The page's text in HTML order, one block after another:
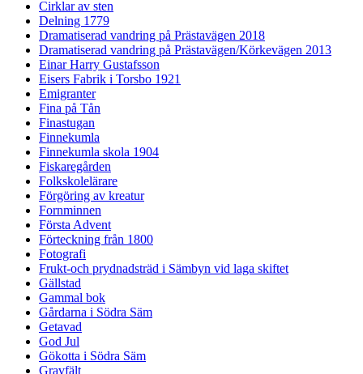
Cirklar av sten
Delning 1779
Dramatiserad vandring på Prästavägen 2018
Dramatiserad vandring på Prästavägen/Körkevägen 2013
Einar Harry Gustafsson
Eisers Fabrik i Torsbo 1921
Emigranter
Fina på Tån
Finastugan
Finnekumla
Finnekumla skola 1904
Fiskaregården
Folkskolelärare
Förgöring av kreatur
Fornminnen
Första Advent
Förteckning från 1800
Fotografi
Frukt-och prydnadsträd i Sämbyn vid laga skiftet
Gällstad
Gammal bok
Gårdarna i Södra Säm
Getavad
God Jul
Gökotta i Södra Säm
Gravfält